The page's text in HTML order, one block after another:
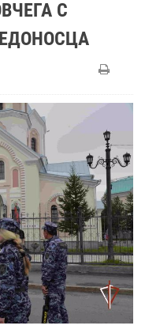
С